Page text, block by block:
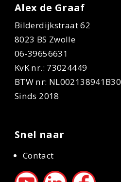
Alex de Graaf
Bilderdijkstraat 62
8023 BS Zwolle
06-39656631
KvK nr.: 73024449
BTW nr: NL002138941B30
Sinds 2018
Snel naar
Contact